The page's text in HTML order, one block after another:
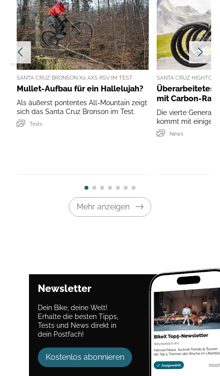
SANTA CRUZ BRONSON X0 AXS RSV IM TEST
Mullet-Aufbau für ein Hallelujah?
Als äußerst pontentes All-Mountain zeigt
sich das Santa Cruz Bronson im Test.
Tests
SANTA CRUZ
Überarbeitetes
mit Carbon-
Die vierte
kommt mit einigen
News
Mehr anzeigen
Newsletter
Dein Bike, deine Welt!
Erhalte die besten Tipps,
Tests und News direkt in
dein Postfach!
Kostenlos abonnieren